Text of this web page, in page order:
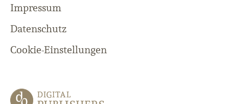
Impressum
Datenschutz
Cookie-Einstellungen